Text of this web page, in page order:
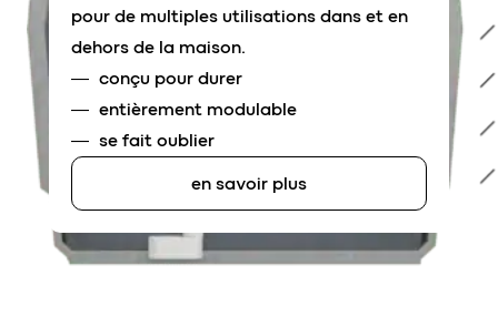
pour de multiples utilisations dans et en
dehors de la maison.
conçu pour durer
entièrement modulable
se fait oublier
en savoir plus